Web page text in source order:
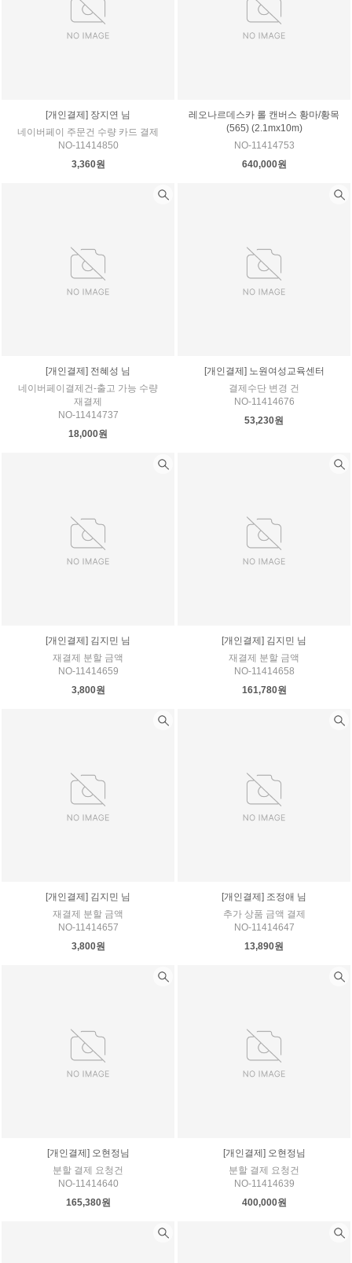
[개인결제] 장지연 님
네이버페이 주문건 수량 카드 결제
NO-11414850
3,360원
레오나르데스카 롤 캔버스 황마/황목
(565) (2.1mx10m)
NO-11414753
640,000원
[개인결제] 전혜성 님
네이버페이결제건-출고 가능 수량
재결제
NO-11414737
18,000원
[개인결제] 노원여성교육센터
결제수단 변경 건
NO-11414676
53,230원
[개인결제] 김지민 님
재결제 분할 금액
NO-11414659
3,800원
[개인결제] 김지민 님
재결제 분할 금액
NO-11414658
161,780원
[개인결제] 김지민 님
재결제 분할 금액
NO-11414657
3,800원
[개인결제] 조정애 님
추가 상품 금액 결제
NO-11414647
13,890원
[개인결제] 오현정님
분할 결제 요청건
NO-11414640
165,380원
[개인결제] 오현정님
분할 결제 요청건
NO-11414639
400,000원